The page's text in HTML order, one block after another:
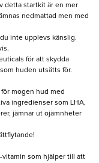
detta startkit är en mer
nedmattad men med
inte upplevs känslig.
för att skydda
huden utsätts för.
mogen hud med
ingredienser som LHA,
jämnar ut ojämnheter
vitamin som hjälper till att